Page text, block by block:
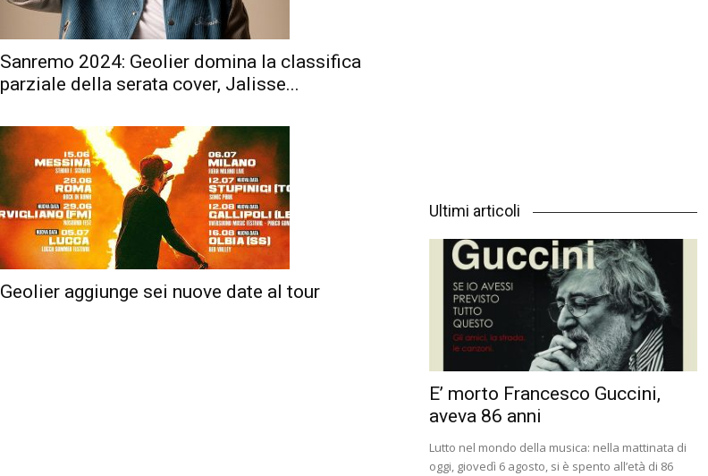
Sanremo 2024: Geolier domina la classifica
parziale della serata cover, Jalisse...
Geolier aggiunge sei nuove date al tour
Ultimi articoli
E’ morto Francesco Guccini,
aveva 86 anni
Lutto nel mondo della musica: nella mattinata di
oggi, giovedì 6 agosto, si è spento all’età di 86